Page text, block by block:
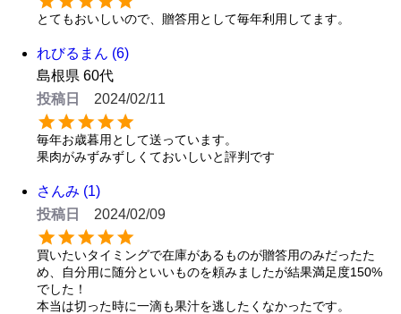
れびるまん 6
島根県 60代
投稿日
2024/02/11
毎年お歳暮用として送っています。
果肉がみずみずしくておいしいと評判です
さんみ 1
投稿日
2024/02/09
買いたいタイミングで在庫があるものが贈答用のみだったた
め、自分用に随分といいものを頼みましたが結果満足度150%
でした！
本当は切った時に一滴も果汁を逃したくなかったです。